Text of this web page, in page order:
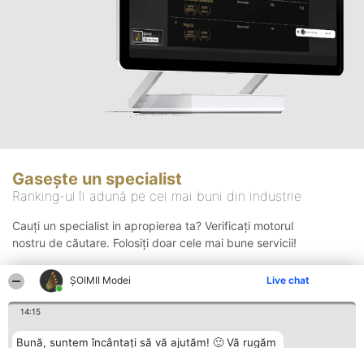
ȘOIMII Modei Live chat
14:15
Bună, suntem încântați să vă ajutăm! 🙂 Vă rugăm
Gasește un specialist
Ranking-ul îi adună pe cei mai buni din industrie
Cauți un specialist in apropierea ta? Verificați motorul
nostru de căutare. Folosiți doar cele mai bune servicii!